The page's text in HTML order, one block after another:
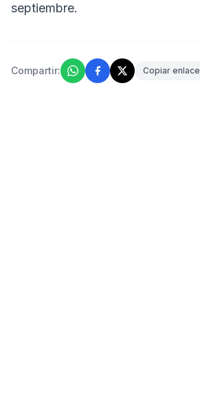
septiembre.
Compartir: Copiar enlace